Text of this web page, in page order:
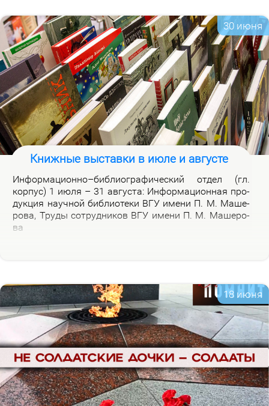
30 июня
Книжные выставки в июле и августе
Ин­фор­ма­ци­он­но–биб­лио­гра­фи­че­ский от­дел (гл.
кор­пус) 1 июля – 31 ав­гу­ста: Ин­фор­ма­ци­он­ная про­
дук­ция на­уч­ной биб­лио­те­ки ВГУ име­ни П. М. Ма­ше­
ро­ва, Тру­ды со­труд­ни­ков ВГУ име­ни П. М. Ма­ше­ро­
ва
18 июня